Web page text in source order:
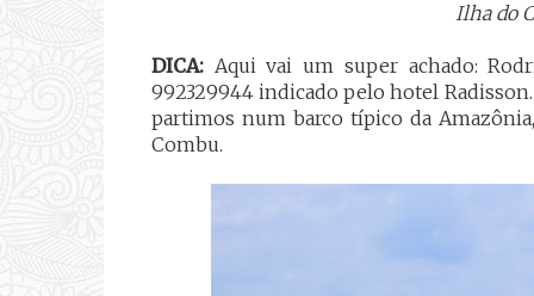
Ilha do
DICA: Aqui vai um super achado:
992329944 indicado pelo hotel
partimos num barco típico da
Combu.